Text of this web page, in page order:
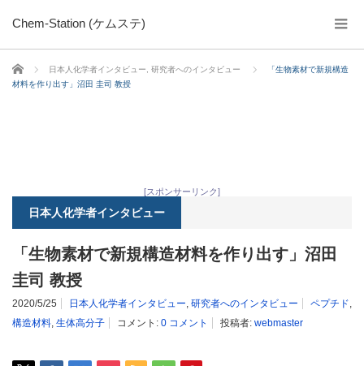
Chem-Station (ケムステ)
ホーム 日本人化学者インタビュー 研究者へのインタビュー
「生物素材で新規構造
材料を作り出す」沼田 圭司 教授
[スポンサーリンク]
日本人化学者インタビュー
「生物素材で新規構造材料を作り出す」沼田
圭司 教授
2020/5/25 日本人化学者インタビュー, 研究者へのインタビュー ペプチド,
構造材料, 生体高分子 コメント: 0 コメント 投稿者: webmaster